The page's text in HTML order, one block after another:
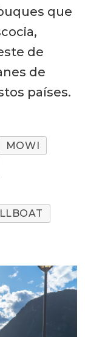
que
de
de
países.
MOWI